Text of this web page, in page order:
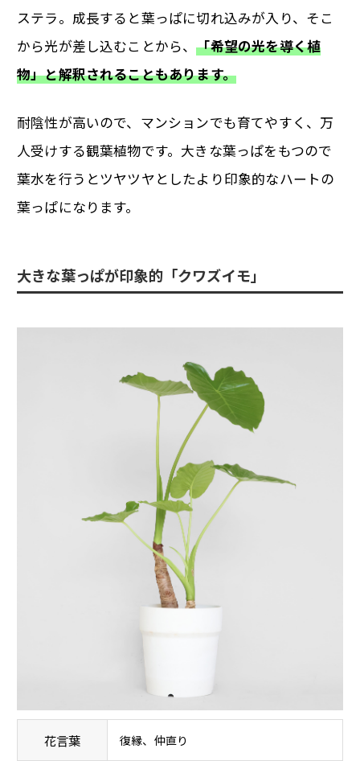
ステラ。成長すると葉っぱに切れ込みが入り、そこ
から光が差し込むことから、「希望の光を導く植
物」と解釈されることもあります。
耐陰性が高いので、マンションでも育てやすく、万
人受けする観葉植物です。大きな葉っぱをもつので
葉水を行うとツヤツヤとしたより印象的なハートの
葉っぱになります。
大きな葉っぱが印象的「クワズイモ」
花言葉 復縁、仲直り